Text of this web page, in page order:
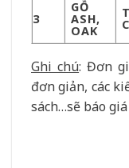
3
GỖ
ASH,
OAK
Ghi chú: Đơn
đơn giản, các
sách…sẽ báo